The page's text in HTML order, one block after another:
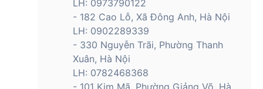
LH: 0973790122
- 182 Cao Lỗ, Xã Đông Anh, Hà Nội
LH: 0902289339
- 330 Nguyễn Trãi, Phường Thanh
Xuân, Hà Nội
LH: 0782468368